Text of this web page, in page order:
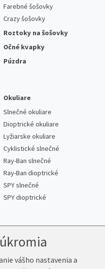
Farebné šošovky
Crazy šošovky
Roztoky na šošovky
Očné kvapky
Púzdra
Okuliare
Slnečné okuliare
Dioptrické okuliare
Lyžiarske okuliare
Cyklistické slnečné
Ray-Ban slnečné
Ray-Ban dioptrické
SPY slnečné
SPY dioptrické
vášho nastavenia a